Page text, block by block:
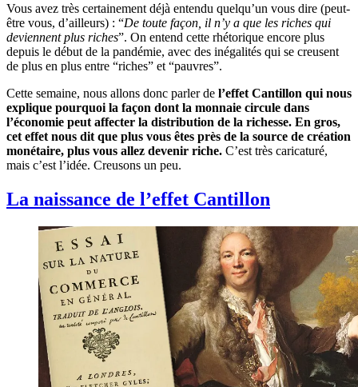
Vous avez très certainement déjà entendu quelqu’un vous dire (peut-
être vous, d’ailleurs) : “De toute façon, il n’y a que les riches qui
deviennent plus riches”. On entend cette rhétorique encore plus
depuis le début de la pandémie, avec des inégalités qui se creusent
de plus en plus entre “riches” et “pauvres”.
Cette semaine, nous allons donc parler de l’effet Cantillon qui nous
explique pourquoi la façon dont la monnaie circule dans
l’économie peut affecter la distribution de la richesse. En gros,
cet effet nous dit que plus vous êtes près de la source de création
monétaire, plus vous allez devenir riche. C’est très caricaturé,
mais c’est l’idée. Creusons un peu.
La naissance de l’effet Cantillon